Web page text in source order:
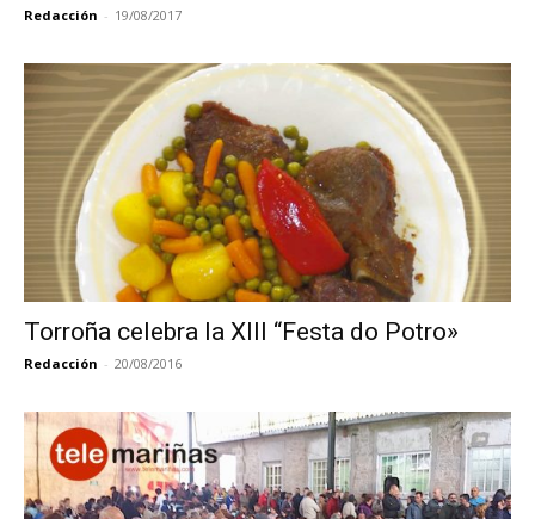
Redacción - 19/08/2017
Torroña celebra la XIII “Festa do Potro»
Redacción - 20/08/2016